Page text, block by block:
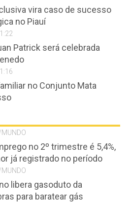
vira caso de sucesso
no Piauí
Patrick será celebrada
no Conjunto Mata
no 2º trimestre é 5,4%,
já registrado no período
libera gasoduto da
para baratear gás